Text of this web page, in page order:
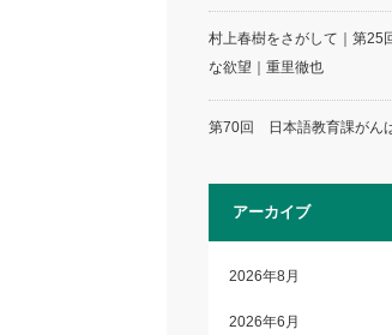
村上春樹をさがして｜第
な欲望｜重里徹也
第70回 日本語教育課がん
アーカイブ
2026年8月
2026年6月